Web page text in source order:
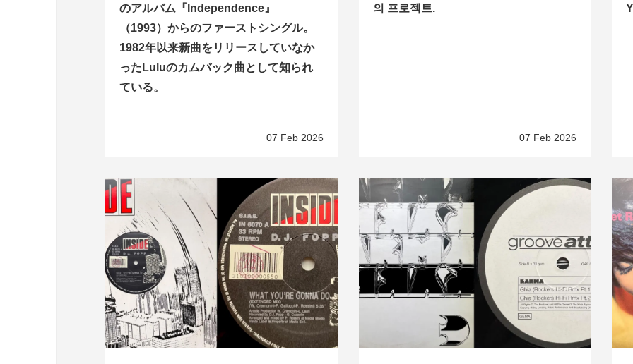
のアルバム『Independence』
（1993）からのファーストシングル。
1982年以来新曲をリリースしていなか
ったLuluのカムバック曲として知られ
ている。
07 Feb 2026
의 프로젝트.
07 Feb 2026